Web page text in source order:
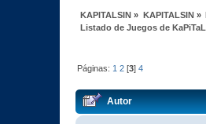
KAPITALSIN » KAPITALSIN»
Listado de Juegos de
Páginas: 1 2 [3]4
Autor